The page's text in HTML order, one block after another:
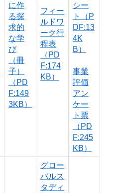
に作
る探
求的
な学
び
（冊
子）
（PD
F:149
3KB）
フィー
ルドワ
ーク行
程表
（PD
F:174
KB）
シー
ト（P
DF:13
4K
B）
事業
評価
アン
ケー
ト票
（PD
F:245
KB）
グロー
バルス
タディ